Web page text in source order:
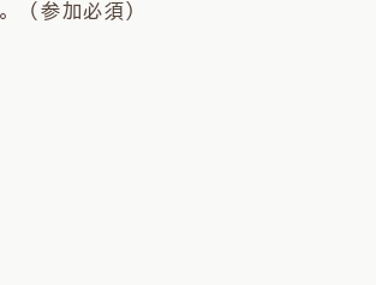
（参加必須）